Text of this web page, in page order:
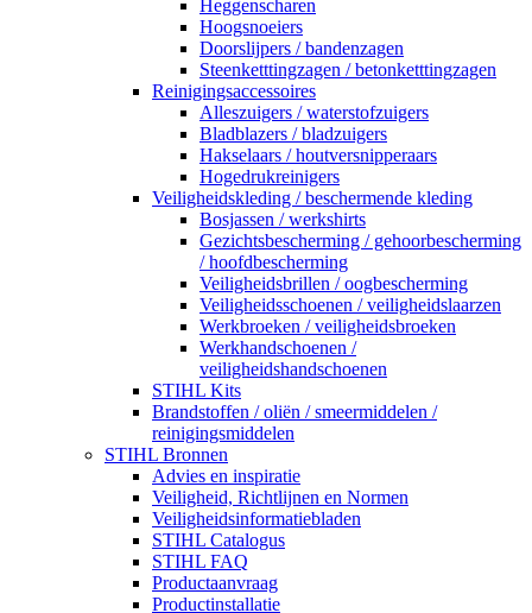
Heggenscharen
Hoogsnoeiers
Doorslijpers / bandenzagen
Steenketttingzagen / betonketttingzagen
Reinigingsaccessoires
Alleszuigers / waterstofzuigers
Bladblazers / bladzuigers
Hakselaars / houtversnipperaars
Hogedrukreinigers
Veiligheidskleding / beschermende kleding
Bosjassen / werkshirts
Gezichtsbescherming / gehoorbescherming
/ hoofdbescherming
Veiligheidsbrillen / oogbescherming
Veiligheidsschoenen / veiligheidslaarzen
Werkbroeken / veiligheidsbroeken
Werkhandschoenen /
veiligheidshandschoenen
STIHL Kits
Brandstoffen / oliën / smeermiddelen /
reinigingsmiddelen
STIHL Bronnen
Advies en inspiratie
Veiligheid, Richtlijnen en Normen
Veiligheidsinformatiebladen
STIHL Catalogus
STIHL FAQ
Productaanvraag
Productinstallatie